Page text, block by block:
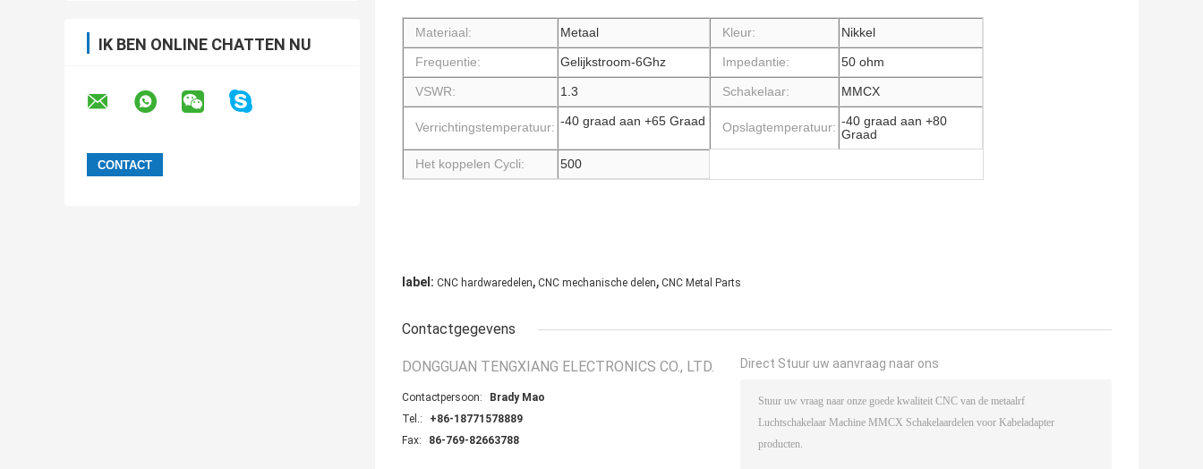
IK BEN ONLINE CHATTEN NU
Materiaal: Metaal Kleur: Nikkel
Frequentie: Gelijkstroom-6Ghz Impedantie: 50 ohm
VSWR: 1.3 Schakelaar: MMCX
Verrichtingstemperatuur: -40 graad aan +65 Graad Opslagtemperatuur: -40 graad aan +80
Graad
Het koppelen Cycli: 500
label: CNC hardwaredelen, CNC mechanische delen, CNC Metal Parts
Contactgegevens
DONGGUAN TENGXIANG ELECTRONICS CO., LTD.
Contactpersoon:
Brady Mao
Tel.:
+86-18771578889
Fax:
86-769-82663788
Direct Stuur uw aanvraag naar ons